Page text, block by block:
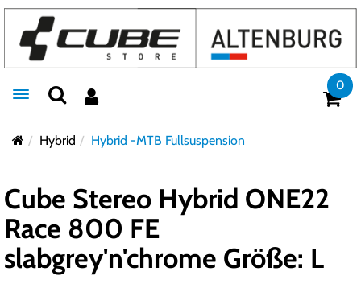
Toggle navigation
0
Hybrid Hybrid -MTB Fullsuspension
Cube Stereo Hybrid ONE22
Race 800 FE
slabgrey'n'chrome Größe: L